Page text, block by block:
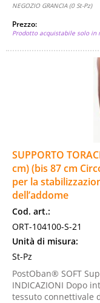
NEGOZIO GRANCIA (0 St-Pz)
Prezzo:
Prodotto acquistabile solo in
SUPPORTO
cm) (bis 87 cm
per la
dell’addome
Cod. art.:
ORT-104100-S-21
Unità di misura:
St-Pz
PostOban® SOFT
INDICAZIONI Dopo
tessuto connettivale